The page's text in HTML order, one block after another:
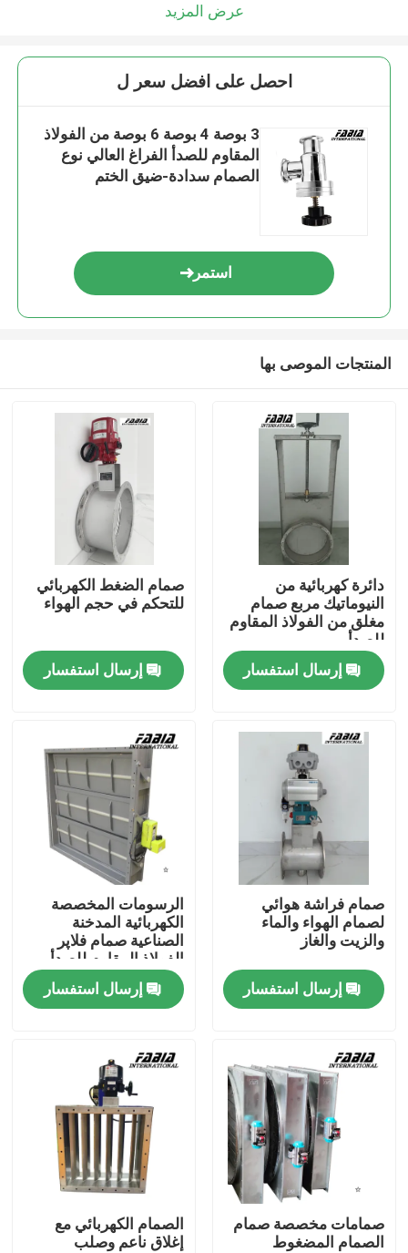
المنتجات
فيديوهات
معلومات عنا
جولة في المعمل
مراقبة الجودة
اتصل بنا
اطلب اقتباس
صمام الكرة الهوائية
صمام الفراشة الهوائي
عرض المزيد
احصل على افضل سعر ل
3 بوصة 4 بوصة 6 بوصة من الفولاذ
المقاوم للصدأ الفراغ العالي نوع
الصمام سدادة-ضيق الختم
استمر
المنتجات الموصى بها
دائرة كهربائية من
النيوماتيك مربع صمام
مغلق من الفولاذ المقاوم
للصدأ
إرسال استفسار
صمام الضغط الكهربائي
للتحكم في حجم الهواء
إرسال استفسار
صمام فراشة هوائي
لصمام الهواء والماء
والزيت والغاز
إرسال استفسار
الرسومات المخصصة
الكهربائية المدخنة
الصناعية صمام فلاپر
الفولاذ المقاوم للصدأ
مواد أخرى
إرسال استفسار
صمامات مخصصة صمام
الصمام المضغوط
الصمام الكهربائي مع
إغلاق ناعم وصلب